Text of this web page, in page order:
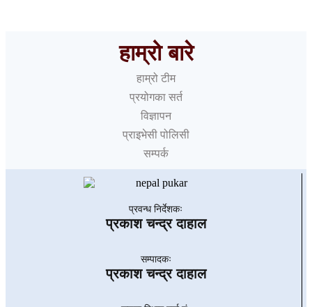
हाम्रो बारे
हाम्रो टीम
प्रयोगका सर्त
विज्ञापन
प्राइभेसी पोलिसी
सम्पर्क
प्रवन्ध निर्देशकः
प्रकाश चन्द्र दाहाल
सम्पादकः
प्रकाश चन्द्र दाहाल